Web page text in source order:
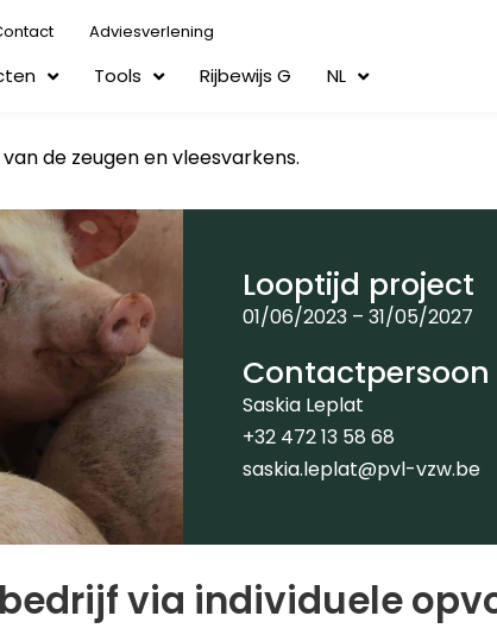
Adviesverlening
Tools Rijbewijs G NL
de zeugen en vleesvarkens.
Looptijd project
01/06/2023 – 31/05/2027
Contactpersoon
Saskia Leplat
+32 472 13 58 68
saskia.leplat@pvl-vzw.be
via individuele